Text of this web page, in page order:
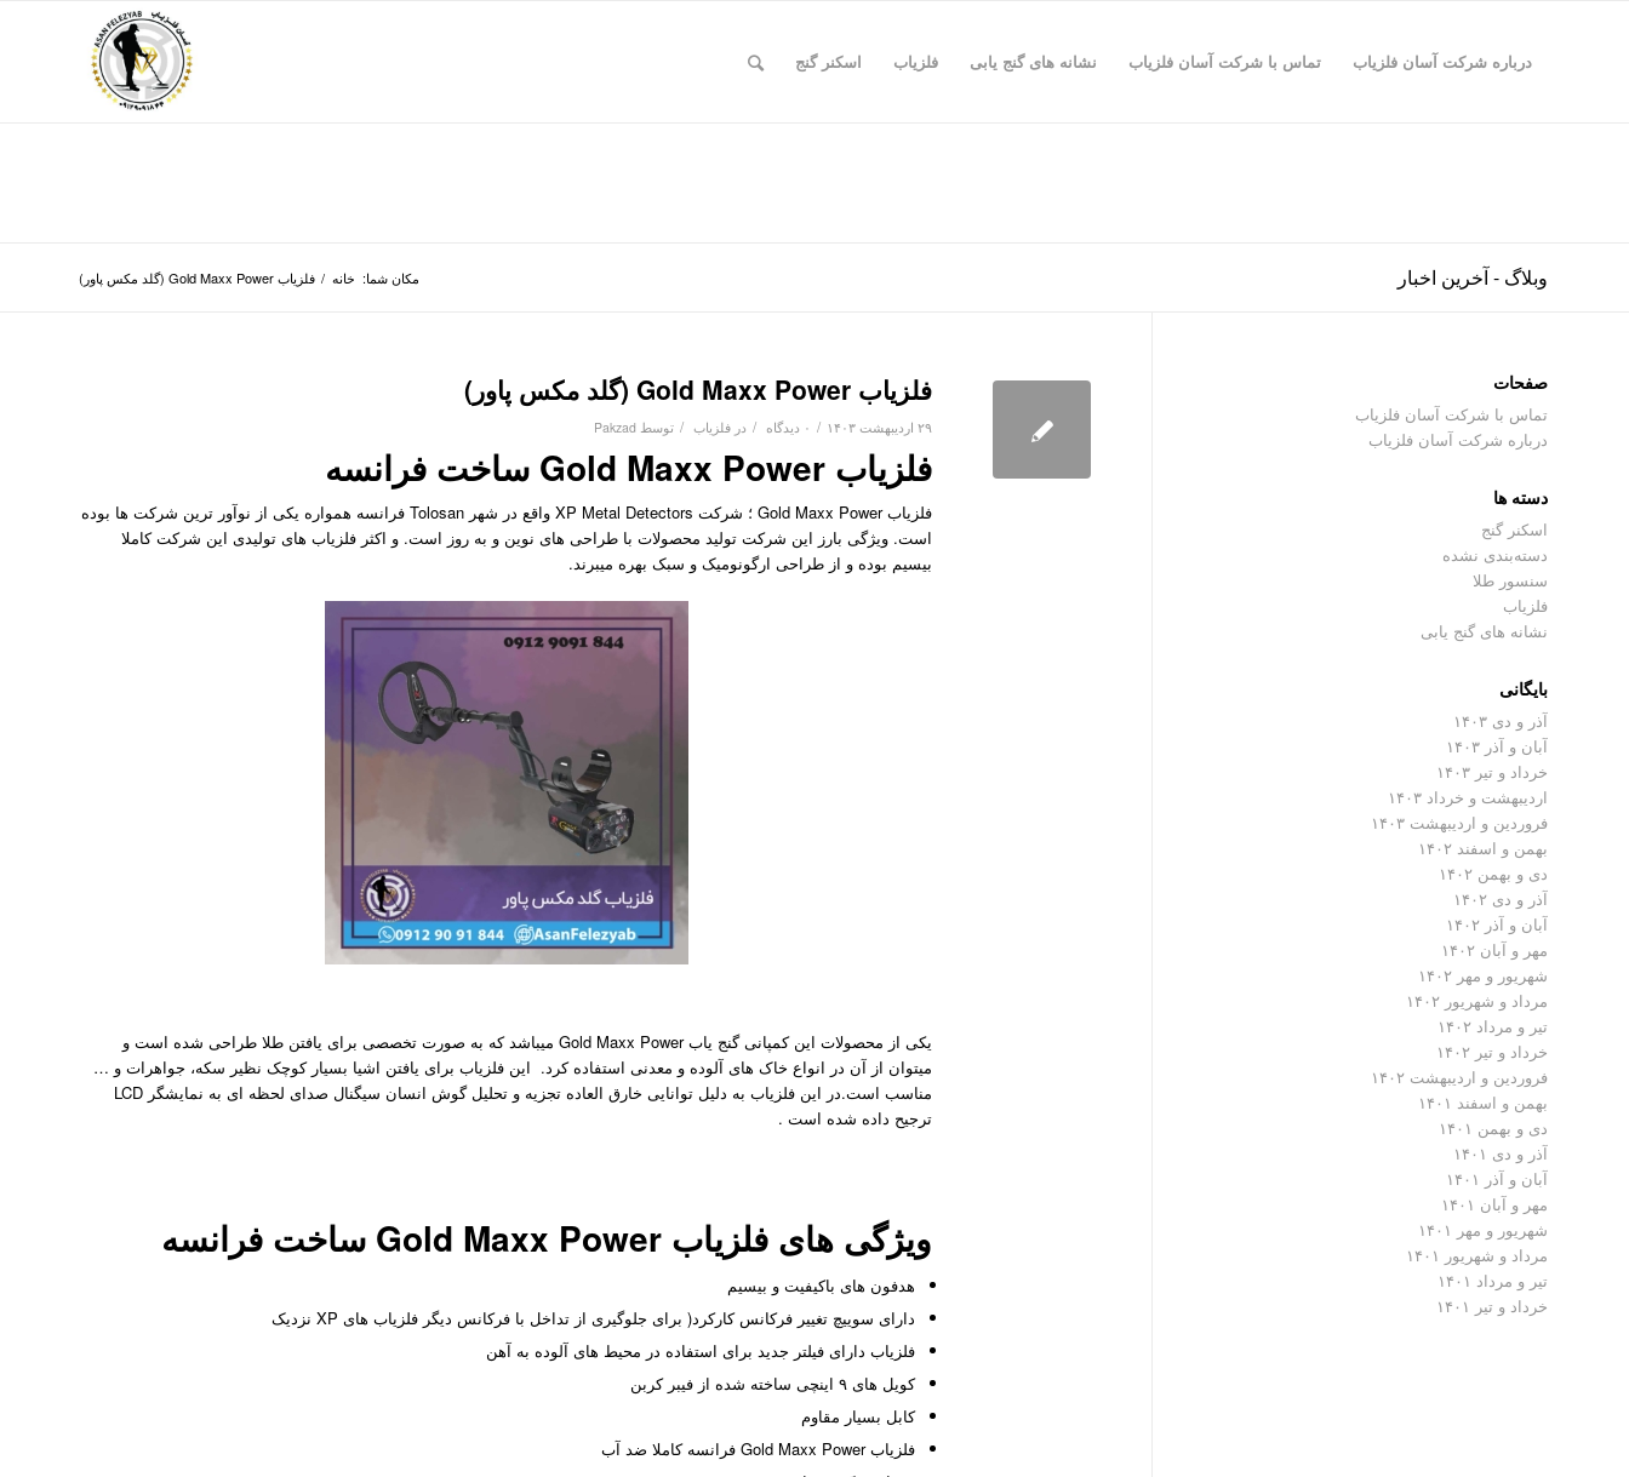
درباره شرکت آسان فلزیاب تماس با شرکت آسان فلزیاب نشانه های گنج یابی فلزیاب اسکنر گنج
وبلاگ - آخرین اخبار مکان شما: خانه / فلزیاب Gold Maxx Power (گلد مکس پاور)
فلزیاب Gold Maxx Power (گلد مکس پاور)
۲۹ اردیبهشت ۱۴۰۳ / ۰ دیدگاه / در فلزیاب / توسط Pakzad
فلزیاب Gold Maxx Power ساخت فرانسه
فلزیاب Gold Maxx Power ؛ شرکت XP Metal Detectors واقع در شهر Tolosan فرانسه همواره یکی از نوآور ترین شرکت ها بوده
است. ویژگی بارز این شرکت تولید محصولات با طراحی های نوین و به روز است. و اکثر فلزیاب های تولیدی این شرکت کاملا
بیسیم بوده و از طراحی ارگونومیک و سبک بهره میبرند.
یکی از محصولات این کمپانی گنج یاب Gold Maxx Power میباشد که به صورت تخصصی برای یافتن طلا طراحی شده است و
میتوان از آن در انواع خاک های آلوده و معدنی استفاده کرد. این فلزیاب برای یافتن اشیا بسیار کوچک نظیر سکه، جواهرات و …
مناسب است.در این فلزیاب به دلیل توانایی خارق العاده تجزیه و تحلیل گوش انسان سیگنال صدای لحظه ای به نمایشگر LCD
ترجیح داده شده است .
ویژگی های فلزیاب Gold Maxx Power ساخت فرانسه
هدفون های باکیفیت و بیسیم
دارای سوییچ تغییر فرکانس کارکرد( برای جلوگیری از تداخل با فرکانس دیگر فلزیاب های XP نزدیک
فلزیاب دارای فیلتر جدید برای استفاده در محیط های آلوده به آهن
کویل های ۹ اینچی ساخته شده از فیبر کربن
کابل بسیار مقاوم
فلزیاب Gold Maxx Power فرانسه کاملا ضد آب
صفحات
تماس با شرکت آسان فلزیاب
درباره شرکت آسان فلزیاب
دسته ها
اسکنر گنج
دسته‌بندی نشده
سنسور طلا
فلزیاب
نشانه های گنج یابی
بایگانی
آذر و دی ۱۴۰۳
آبان و آذر ۱۴۰۳
خرداد و تیر ۱۴۰۳
اردیبهشت و خرداد ۱۴۰۳
فروردین و اردیبهشت ۱۴۰۳
بهمن و اسفند ۱۴۰۲
دی و بهمن ۱۴۰۲
آذر و دی ۱۴۰۲
آبان و آذر ۱۴۰۲
مهر و آبان ۱۴۰۲
شهریور و مهر ۱۴۰۲
مرداد و شهریور ۱۴۰۲
تیر و مرداد ۱۴۰۲
خرداد و تیر ۱۴۰۲
فروردین و اردیبهشت ۱۴۰۲
بهمن و اسفند ۱۴۰۱
دی و بهمن ۱۴۰۱
آذر و دی ۱۴۰۱
آبان و آذر ۱۴۰۱
مهر و آبان ۱۴۰۱
شهریور و مهر ۱۴۰۱
مرداد و شهریور ۱۴۰۱
تیر و مرداد ۱۴۰۱
خرداد و تیر ۱۴۰۱